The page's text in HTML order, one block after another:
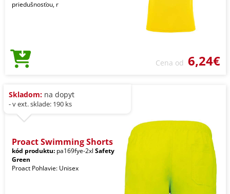
priedušnosťou, r
Cena od 6,24€
Skladom: na dopyt
- v ext. sklade: 190 ks
Proact Swimming Shorts
kód produktu: pa169fye-2xl Safety
Green
Proact Pohlavie: Unisex